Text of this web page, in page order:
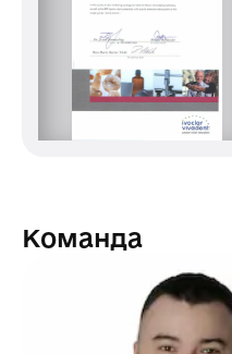
Команда